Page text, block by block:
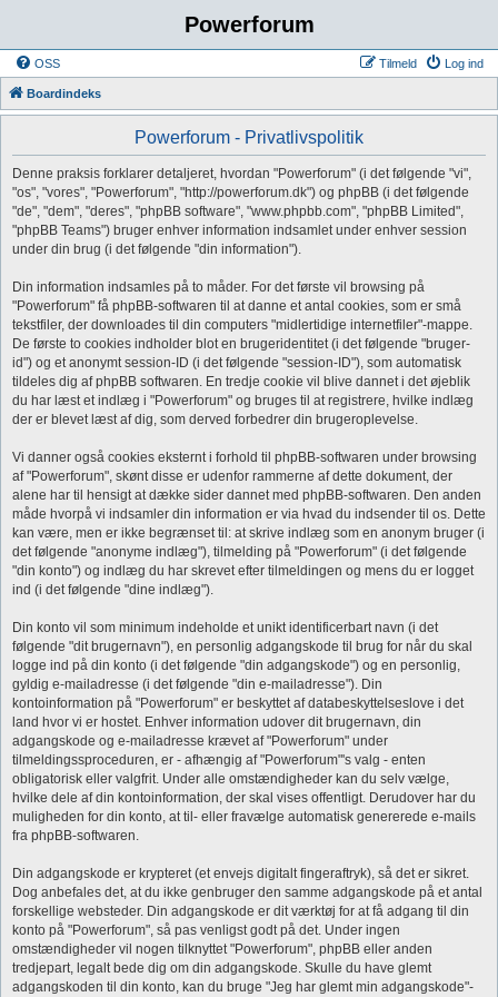
Powerforum
OSS Log ind
Tilmeld
Boardindeks
Powerforum - Privatlivspolitik
Denne praksis forklarer detaljeret, hvordan "Powerforum" (i det følgende "vi",
"os", "vores", "Powerforum", "http://powerforum.dk") og phpBB (i det følgende
"de", "dem", "deres", "phpBB software", "www.phpbb.com", "phpBB Limited",
"phpBB Teams") bruger enhver information indsamlet under enhver session
under din brug (i det følgende "din information").
Din information indsamles på to måder. For det første vil browsing på
"Powerforum" få phpBB-softwaren til at danne et antal cookies, som er små
tekstfiler, der downloades til din computers "midlertidige internetfiler"-mappe.
De første to cookies indholder blot en brugeridentitet (i det følgende "bruger-
id") og et anonymt session-ID (i det følgende "session-ID"), som automatisk
tildeles dig af phpBB softwaren. En tredje cookie vil blive dannet i det øjeblik
du har læst et indlæg i "Powerforum" og bruges til at registrere, hvilke indlæg
der er blevet læst af dig, som derved forbedrer din brugeroplevelse.
Vi danner også cookies eksternt i forhold til phpBB-softwaren under browsing
af "Powerforum", skønt disse er udenfor rammerne af dette dokument, der
alene har til hensigt at dække sider dannet med phpBB-softwaren. Den anden
måde hvorpå vi indsamler din information er via hvad du indsender til os. Dette
kan være, men er ikke begrænset til: at skrive indlæg som en anonym bruger (i
det følgende "anonyme indlæg"), tilmelding på "Powerforum" (i det følgende
"din konto") og indlæg du har skrevet efter tilmeldingen og mens du er logget
ind (i det følgende "dine indlæg").
Din konto vil som minimum indeholde et unikt identificerbart navn (i det
følgende "dit brugernavn"), en personlig adgangskode til brug for når du skal
logge ind på din konto (i det følgende "din adgangskode") og en personlig,
gyldig e-mailadresse (i det følgende "din e-mailadresse"). Din
kontoinformation på "Powerforum" er beskyttet af databeskyttelseslove i det
land hvor vi er hostet. Enhver information udover dit brugernavn, din
adgangskode og e-mailadresse krævet af "Powerforum" under
tilmeldingssproceduren, er - afhængig af "Powerforum"'s valg - enten
obligatorisk eller valgfrit. Under alle omstændigheder kan du selv vælge,
hvilke dele af din kontoinformation, der skal vises offentligt. Derudover har du
muligheden for din konto, at til- eller fravælge automatisk genererede e-mails
fra phpBB-softwaren.
Din adgangskode er krypteret (et envejs digitalt fingeraftryk), så det er sikret.
Dog anbefales det, at du ikke genbruger den samme adgangskode på et antal
forskellige websteder. Din adgangskode er dit værktøj for at få adgang til din
konto på "Powerforum", så pas venligst godt på det. Under ingen
omstændigheder vil nogen tilknyttet "Powerforum", phpBB eller anden
tredjepart, legalt bede dig om din adgangskode. Skulle du have glemt
adgangskoden til din konto, kan du bruge "Jeg har glemt min adgangskode"-